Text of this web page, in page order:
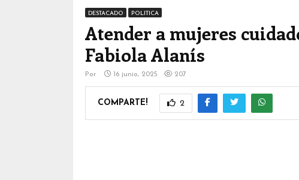
DESTACADO POLITICA
Atender a mujeres
Fabiola Alanís
Por 16 junio, 2025 207
COMPARTE! 2